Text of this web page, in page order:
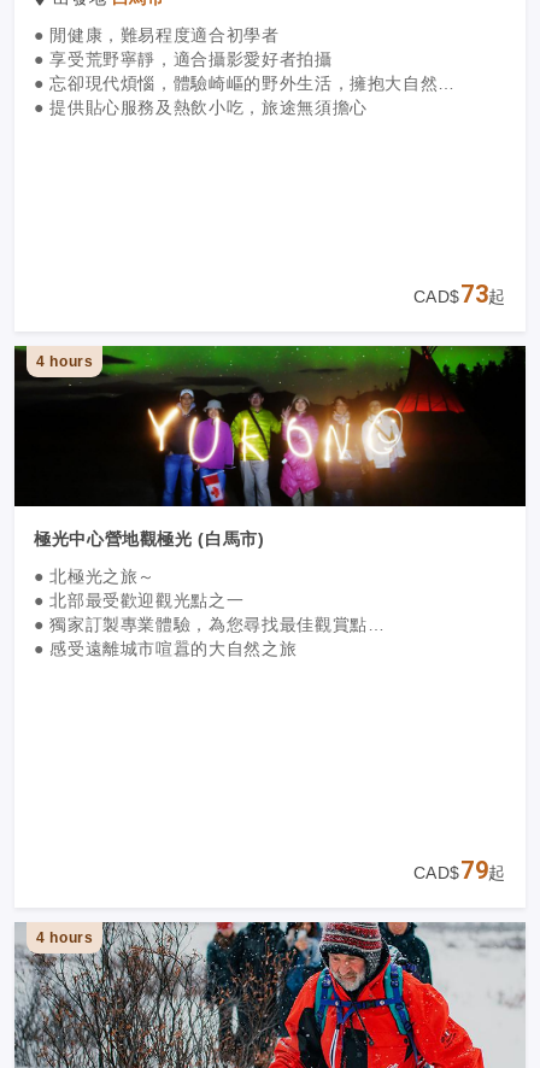
● 閒健康，難易程度適合初學者
● 享受荒野寧靜，適合攝影愛好者拍攝
● 忘卻現代煩惱，體驗崎嶇的野外生活，擁抱大自然
● 提供貼心服務及熱飲小吃，旅途無須擔心
CAD$73起
4 hours
極光中心營地觀極光 (白馬市)
● 北極光之旅～
● 北部最受歡迎觀光點之一
● 獨家訂製專業體驗，為您尋找最佳觀賞點
● 感受遠離城市喧囂的大自然之旅
CAD$79起
4 hours